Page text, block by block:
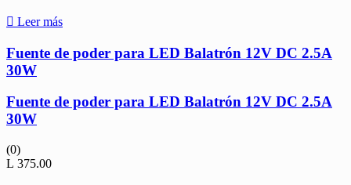
Leer más
Fuente de poder para LED Balatrón 12V DC 2.5A
30W
Fuente de poder para LED Balatrón 12V DC 2.5A
30W
(0)
L 375.00